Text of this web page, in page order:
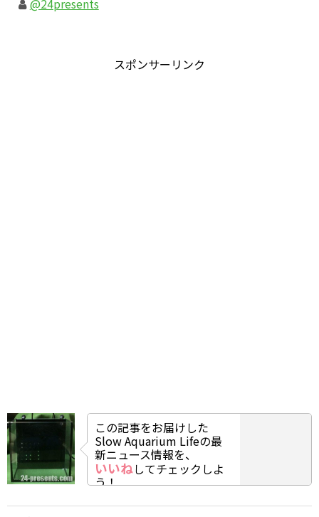
@24presents
スポンサーリンク
この記事をお届けした
Slow Aquarium Lifeの最
新ニュース情報を、
いいねしてチェックしよ
う！